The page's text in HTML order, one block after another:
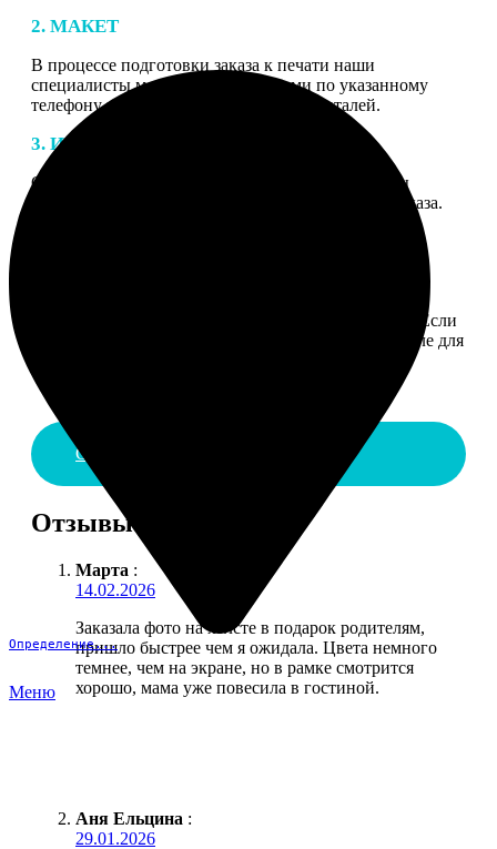
Определение...
Меню
2. МАКЕТ
В процессе подготовки заказа к печати наши
специалисты могут связаться с Вами по указанному
телефону или email для согласования деталей.
3. ИЗГОТОВЛЕНИЕ
Оплатите заказ банковской картой. После оплаты
получите подтверждение на email с описанием заказа.
Введите адрес и выберите способ доставки заказа. Если
у вас есть промокод, введите его в специальное поле для
Сделать заказ
Отзывы
Марта :
14.02.2026
Заказала фото на холсте в подарок родителям,
пришло быстрее чем я ожидала. Цвета немного
темнее, чем на экране, но в рамке смотрится
хорошо, мама уже повесила в гостиной.
Аня Ельцина :
29.01.2026